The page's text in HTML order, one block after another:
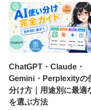
ChatGPT・Claude・
Gemini・Perplexityの
分け方｜用途別に最適
を選ぶ方法